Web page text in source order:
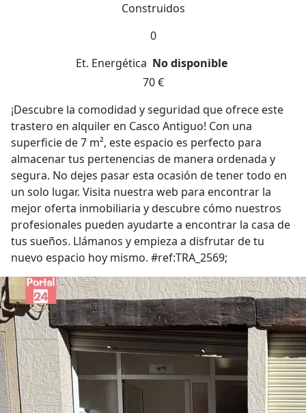
Construidos
0
Et. Energética No disponible
70 €
¡Descubre la comodidad y seguridad que ofrece este
trastero en alquiler en Casco Antiguo! Con una
superficie de 7 m², este espacio es perfecto para
almacenar tus pertenencias de manera ordenada y
segura. No dejes pasar esta ocasión de tener todo en
un solo lugar. Visita nuestra web para encontrar la
mejor oferta inmobiliaria y descubre cómo nuestros
profesionales pueden ayudarte a encontrar la casa de
tus sueños. Llámanos y empieza a disfrutar de tu
nuevo espacio hoy mismo. #ref:TRA_2569;